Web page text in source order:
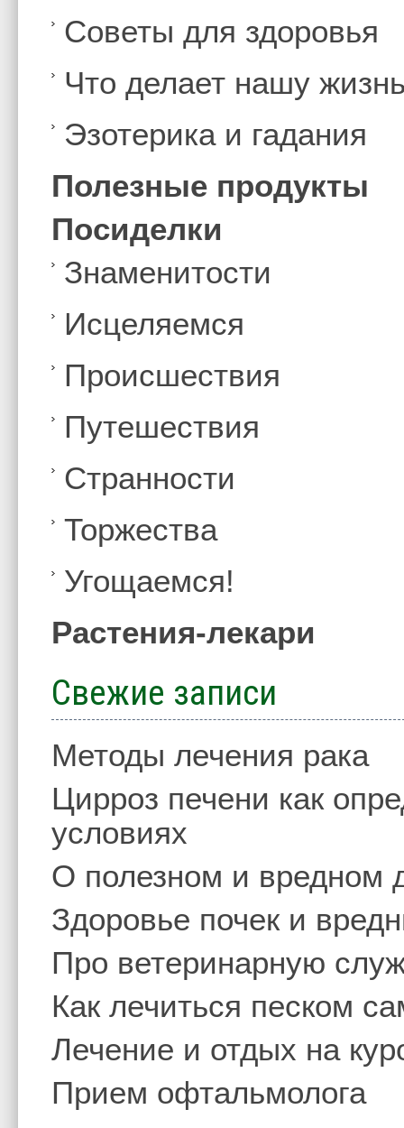
Советы для здоровья
Что делает нашу
Эзотерика и гадания
Полезные продукты
Посиделки
Знаменитости
Иcцеляемся
Происшествия
Путешествия
Странности
Торжества
Угощаемся!
Растения-лекари
Свежие записи
Методы лечения рака
Цирроз печени как
условиях
О полезном и вредном
Здоровье почек и
Про ветеринарную
Как лечиться песком
Лечение и отдых на
Прием офтальмолога